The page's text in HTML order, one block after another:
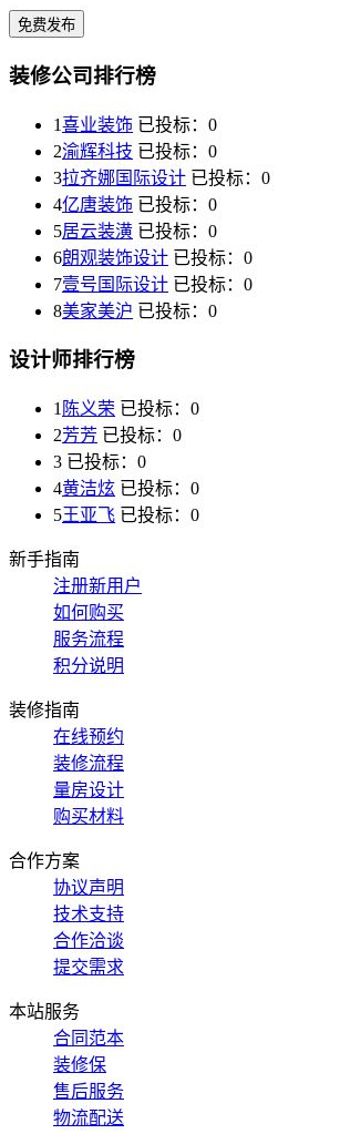
装修公司排行榜
1喜业装饰 已投标： 0
2渝辉科技 已投标： 0
3拉齐娜国际设计 已投标： 0
4亿唐装饰 已投标： 0
5居云装潢 已投标： 0
6朗观装饰设计 已投标： 0
7壹号国际设计 已投标： 0
8美家美沪 已投标： 0
设计师排行榜
1 陈义荣 已投标： 0
2芳芳 已投标： 0
3 已投标： 0
4黄洁炫 已投标： 0
5王亚飞 已投标： 0
新手指南
注册新用户
如何购买
服务流程
积分说明
装修指南
在线预约
装修流程
量房设计
购买材料
合作方案
协议声明
技术支持
合作洽谈
提交需求
本站服务
合同范本
装修保
售后服务
物流配送